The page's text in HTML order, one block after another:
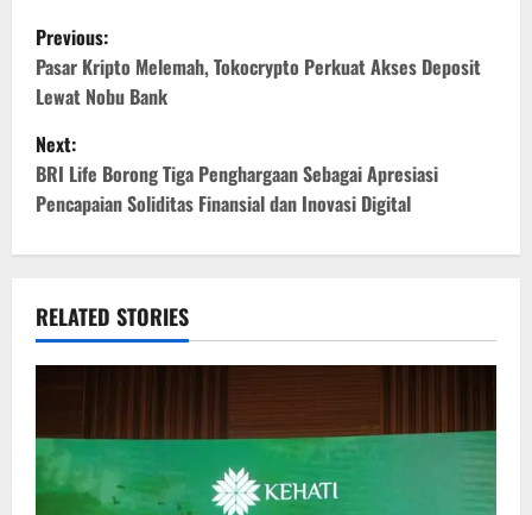
P
o
s
t
n
v
i
g
a
Previous:
Pasar Kripto Melemah, Tokocrypto Perkuat Akses Deposit
Lewat Nobu Bank
Next:
BRI Life Borong Tiga Penghargaan Sebagai Apresiasi
Pencapaian Soliditas Finansial dan Inovasi Digital
RELATED STORIES